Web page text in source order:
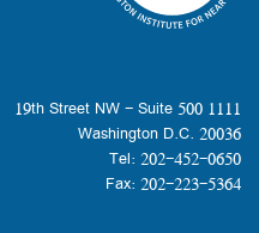
1111 19th Street NW - Suite 500
Washington D.C. 20036
Tel: 202-452-0650
Fax: 202-223-5364